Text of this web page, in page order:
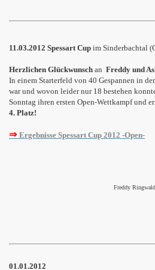
11.03.2012 Spessart Cup im Sinderbachtal
Herzlichen Glückwunsch an Freddy und
In einem Starterfeld von 40 Gespannen in
war und wovon leider nur 18 bestehen
Sonntag ihren ersten Open-Wettkampf und
4. Platz!
⇒ Ergebnisse Spessart Cup 2012 -Open-
Freddy
01.01.2012